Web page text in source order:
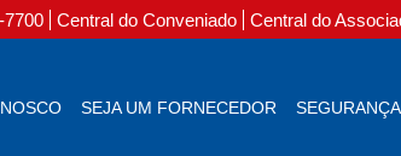
7700 Central do Conveniado Central do
SEJA UM FORNECEDOR